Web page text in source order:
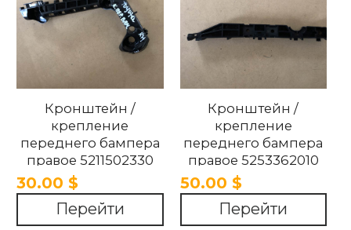
Кронштейн /
крепление
переднего бампера
правое 5211502330
52115-02330 TOYOTA
COROLLA 2018-2025.
30.00 $
Перейти
Кронштейн /
крепление
переднего бампера
правое 5253362010
52533-62010 Toyota
2021-2025
50.00 $
Перейти